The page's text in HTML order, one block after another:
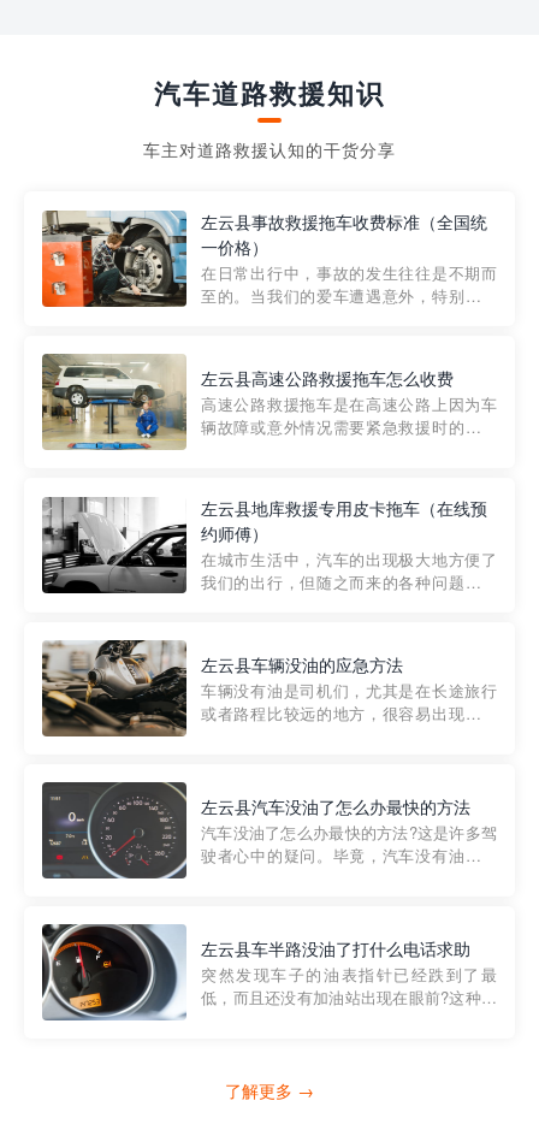
汽车道路救援知识
车主对道路救援认知的干货分享
左云县事故救援拖车收费标准（全国统
一价格）
在日常出行中，事故的发生往往是不期而
至的。当我们的爱车遭遇意外，特别是在
细解析一下市区事故救援拖车的收费标
准，以及在选用拖车服务时应注...
左云县高速公路救援拖车怎么收费
高速公路救援拖车是在高速公路上因为车
辆故障或意外情况需要紧急救援时的必备
路救援拖车的收费标准是由当地交通管理
部门制定的。起步价通...
左云县地库救援专用皮卡拖车（在线预
约师傅）
在城市生活中，汽车的出现极大地方便了
我们的出行，但随之而来的各种问题也让
紧急情况下，我们需要一种高效可靠的救
援方式。而这时，地库救援专...
左云县车辆没油的应急方法
车辆没有油是司机们，尤其是在长途旅行
或者路程比较远的地方，很容易出现这种
的送油师傅，解决没油的紧急情况。 首
先，让我们来了解一下穿...
左云县汽车没油了怎么办最快的方法
汽车没油了怎么办最快的方法?这是许多驾
驶者心中的疑问。毕竟，汽车没有油就无
越者小程序是一款专门解决汽车没油问题
的在线服务平台。通过...
左云县车半路没油了打什么电话求助
突然发现车子的油表指针已经跌到了最
低，而且还没有加油站出现在眼前?这种情
打4006363122请求送油人员来帮助你。
了解更多 →